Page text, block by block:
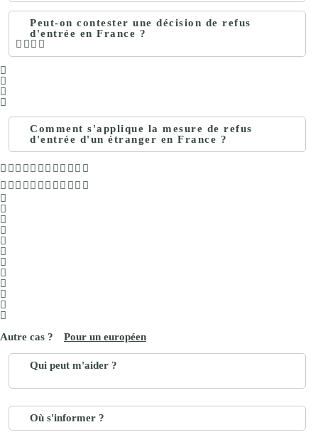
Peut-on contester une décision de refus
d'entrée en France ?
Comment s'applique la mesure de refus
d'entrée d'un étranger en France ?
Pour un européen
Qui peut m'aider ?
Où s'informer ?